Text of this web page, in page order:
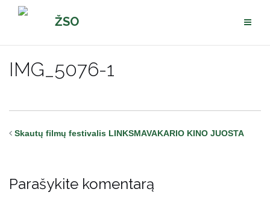
Pereiti
ŽSO
IMG_5076-1
Skautų filmų festivalis LINKSMAVAKARIO KINO JUOSTA
Parašykite komentarą